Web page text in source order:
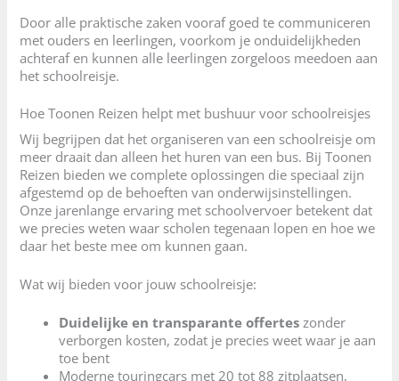
Door alle praktische zaken vooraf goed te communiceren
met ouders en leerlingen, voorkom je onduidelijkheden
achteraf en kunnen alle leerlingen zorgeloos meedoen aan
het schoolreisje.
Hoe Toonen Reizen helpt met bushuur voor schoolreisjes
Wij begrijpen dat het organiseren van een schoolreisje om
meer draait dan alleen het huren van een bus. Bij Toonen
Reizen bieden we complete oplossingen die speciaal zijn
afgestemd op de behoeften van onderwijsinstellingen.
Onze jarenlange ervaring met schoolvervoer betekent dat
we precies weten waar scholen tegenaan lopen en hoe we
daar het beste mee om kunnen gaan.
Wat wij bieden voor jouw schoolreisje:
Duidelijke en transparante offertes zonder
verborgen kosten, zodat je precies weet waar je aan
toe bent
Moderne touringcars met 20 tot 88 zitplaatsen,